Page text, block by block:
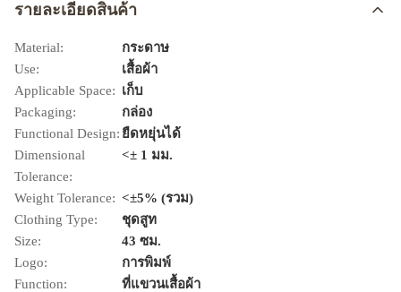
รายละเอียดสินค้า
Material:
กระดาษ
Use:
เสื้อผ้า
Applicable Space: เก็บ
Packaging:
กล่อง
Functional Design: ยืดหยุ่นได้
Dimensional
Tolerance:
<± 1 มม.
Weight Tolerance: <±5% (รวม)
Clothing Type:
ชุดสูท
Size:
43 ซม.
Logo:
การพิมพ์
Function:
ที่แขวนเสื้อผ้า